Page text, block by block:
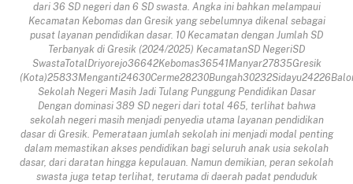
dari 36 SD negeri dan 6 SD swasta. Angka ini bahkan melampaui
Kecamatan Kebomas dan Gresik yang sebelumnya dikenal sebagai
pusat layanan pendidikan dasar. 10 Kecamatan dengan Jumlah SD
Terbanyak di Gresik (2024/2025) KecamatanSD NegeriSD
SwastaTotalDriyorejo36642Kebomas36541Manyar27835Gresik
Sekolah Negeri Masih Jadi Tulang Punggung Pendidikan Dasar
Dengan dominasi 389 SD negeri dari total 465, terlihat bahwa
sekolah negeri masih menjadi penyedia utama layanan pendidikan
dasar di Gresik. Pemerataan jumlah sekolah ini menjadi modal penting
dalam memastikan akses pendidikan bagi seluruh anak usia sekolah
dasar, dari daratan hingga kepulauan. Namun demikian, peran sekolah
swasta juga tetap terlihat, terutama di daerah padat penduduk